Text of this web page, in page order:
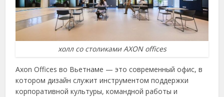
холл со столиками AXON offices
Axon Offices во Вьетнаме — это современный офис, в
котором дизайн служит инструментом поддержки
корпоративной культуры, командной работы и